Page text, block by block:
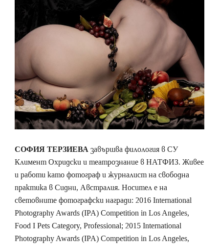
СОФИЯ ТЕРЗИЕВАзавършва филология в СУ
Климент Охридски и театрознание в НАТФИЗ. Живее
и работи като фотограф и журналист на свободна
практика в Сидни, Австралия. Носител е на
световните фотографски награди: 2016 International
Photography Awards (IPA) Competition in Los Angeles,
Food I Pets Category, Professional; 2015 International
Photography Awards (IPA) Competition in Los Angeles,